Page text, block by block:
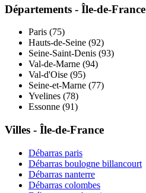
Départements - Île-de-France
Paris (75)
Hauts-de-Seine (92)
Seine-Saint-Denis (93)
Val-de-Marne (94)
Val-d'Oise (95)
Seine-et-Marne (77)
Yvelines (78)
Essonne (91)
Villes - Île-de-France
Débarras paris
Débarras boulogne billancourt
Débarras nanterre
Débarras colombes